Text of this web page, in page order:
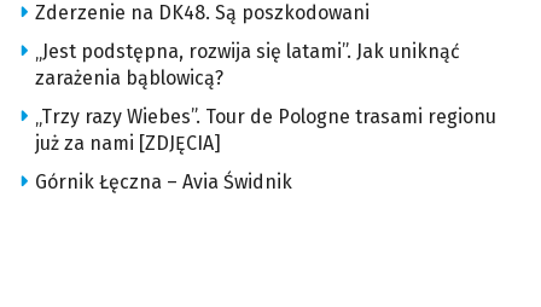
Zderzenie na DK48. Są poszkodowani
„Jest podstępna, rozwija się latami”. Jak uniknąć
zarażenia bąblowicą?
„Trzy razy Wiebes”. Tour de Pologne trasami regionu
już za nami [ZDJĘCIA]
Górnik Łęczna – Avia Świdnik